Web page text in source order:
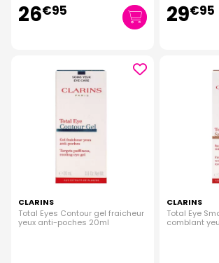
26€95 29€95
CLARINS
Total Eyes Contour gel fraicheur
yeux anti-poches 20ml
CLARINS
Total Eye
comblant